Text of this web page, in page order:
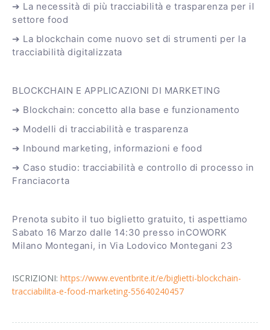
➔ La necessità di più tracciabilità e trasparenza per il
settore food
➔ La blockchain come nuovo set di strumenti per la
tracciabilità digitalizzata
BLOCKCHAIN E APPLICAZIONI DI MARKETING
➔ Blockchain: concetto alla base e funzionamento
➔ Modelli di tracciabilità e trasparenza
➔ Inbound marketing, informazioni e food
➔ Caso studio: tracciabilità e controllo di processo in
Franciacorta
Prenota subito il tuo biglietto gratuito, ti aspettiamo
Sabato 16 Marzo dalle 14:30 presso inCOWORK
Milano Montegani, in Via Lodovico Montegani 23
ISCRIZIONI: https://www.eventbrite.it/e/biglietti-blockchain-
tracciabilita-e-food-marketing-55640240457